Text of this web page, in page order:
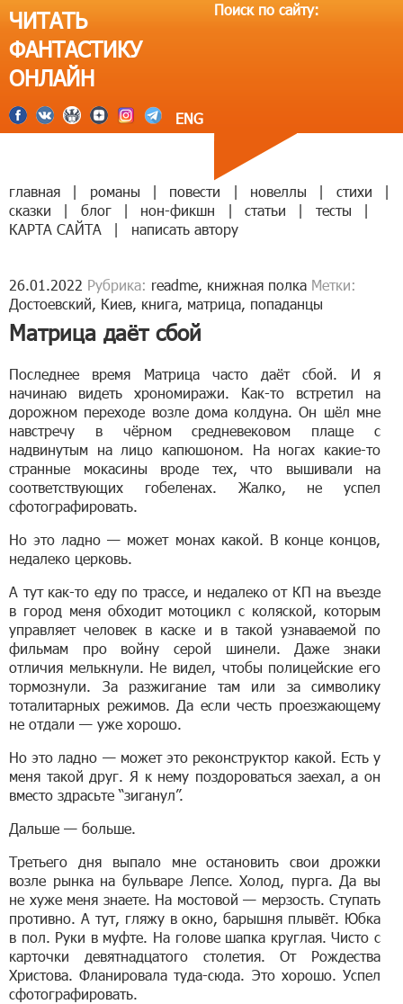
ЧИТАТЬ
ФАНТАСТИКУ
ОНЛАЙН
ENG
Поиск по сайту:
главная | романы | повести | новеллы | стихи
|
сказки
| блог | нон-фикшн | статьи | тесты
|
КАРТА САЙТА
| написать автору
26.01.2022 Рубрика: readme, книжная полка Метки:
Достоевский, Киев, книга, матрица, попаданцы
Матрица даёт сбой
Последнее время Матрица часто даёт сбой. И я
начинаю видеть хрономиражи. Как-то встретил на
дорожном переходе возле дома колдуна. Он шёл мне
навстречу в чёрном средневековом плаще с
надвинутым на лицо капюшоном. На ногах какие-то
странные мокасины вроде тех, что вышивали на
соответствующих гобеленах. Жалко, не успел
сфотографировать.
Но это ладно — может монах какой. В конце концов,
недалеко церковь.
А тут как-то еду по трассе, и недалеко от КП на въезде
в город меня обходит мотоцикл с коляской, которым
управляет человек в каске и в такой узнаваемой по
фильмам про войну серой шинели. Даже знаки
отличия мелькнули. Не видел, чтобы полицейские его
тормознули. За разжигание там или за символику
тоталитарных режимов. Да если честь проезжающему
не отдали — уже хорошо.
Но это ладно — может это реконструктор какой. Есть у
меня такой друг. Я к нему поздороваться заехал, а он
вместо здрасьте “зиганул”.
Дальше — больше.
Третьего дня выпало мне остановить свои дрожки
возле рынка на бульваре Лепсе. Холод, пурга. Да вы
не хуже меня знаете. На мостовой — мерзость. Ступать
противно. А тут, гляжу в окно, барышня плывёт. Юбка
в пол. Руки в муфте. На голове шапка круглая. Чисто с
карточки девятнадцатого столетия. От Рождества
Христова. Фланировала туда-сюда. Это хорошо. Успел
сфотографировать.